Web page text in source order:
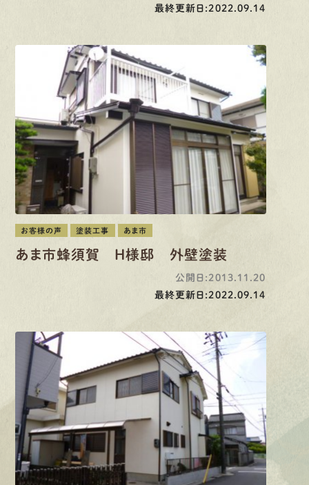
定休日 日曜・祝日
Webお問い合わせ
LINEでお手軽相談
最終更新日:2022.09.14
お客様の声 塗装工事 あま市
あま市蜂須賀 H様邸 外壁塗装
公開日:2013.11.20
最終更新日:2022.09.14